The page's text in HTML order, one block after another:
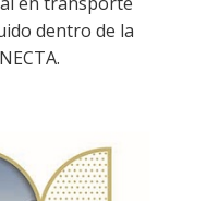
dentro de la